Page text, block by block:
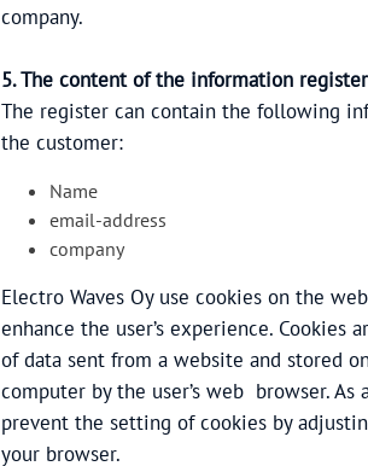
company.
5. The content of the information register
The register can contain the following
the customer:
Name
email-address
company
Electro Waves Oy use cookies on the
enhance the user’s experience. Cookies
of data sent from a website and stored
computer by the user’s web browser. As
prevent the setting of cookies by
your browser.